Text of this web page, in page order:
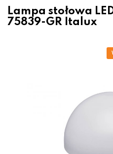
Lampa stołowa
75839-GR Italux